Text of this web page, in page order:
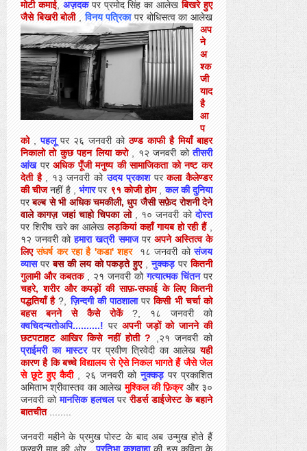
मोटी कमाई, अज़दकपर प्रमोद सिंह का आलेखबिखरे हुए
जैसे बिखरी बोली,विनय पत्रिकापर बोधिसत्व का आलेख
अप
ने
अ
श्क
जी
याद
है
आ
प
को, पहलूपर २६ जनवरी कोठण्ड काफी है मियाँ बाहर
निकालो तो कुछ पहन लिया करो, १२ जनवरी कोतीसरी
आंखपरअधिक पूँजी मनुष्य की सामाजिकता को नष्ट कर
देती है, १३ जनवरी कोउदय प्रकाशपरकला कैलेण्डर
की चीज नहीं है ,भंगारपर ९१ कोजी होम,कल की दुनिया
परबल्ब से भी अधिक चमकीली, धुप जैसी सफ़ेद रोशनी देने
वाले कागज़ जहां चाहो चिपका लो, १० जनवरी कोदोस्त
पर शिरीष खरे का आलेखलड़कियां कहाँ गायब हो रही हैं,
१२ जनवरी कोहमारा खत्री समाजपर अपने अस्तित्‍व के
लिएसंघर्ष कर रहा है 'कडा' शहर १८ जनवरी कोसंजय
व्यासपरबस की लय को पकड़ते हुए ,नुक्कड़परकितनी
गुलामी और कबतक, २१ जनवरी कोगत्यात्मक चिंतनपर
चहरे, शरीर और कपड़ों की साफ़-सफाई के लिए कितनी
पद्धतियाँ है?,ज़िन्दगी की पाठशालापरकिसी भी चर्चा को
बहस बनने से कैसे रोकें
?, १८ जनवरी को
क्वचिदन्यतोअपि..........! पर अपनी जड़ों को जानने की
छटपटाहट आखिर किसे नहीं होती ? ,२१ जनवरी को
प्राईमरी का मास्टरपर प्रवीण त्रिवेदी का आलेखयही
कारण है कि बच्चे विद्यालय से ऐसे निकल भागते हैं जैसे जेल
से छूटे हुए कैदी, २६ जनवरी कोनुक्कड़पर प्रकाशित
अमिताभ श्रीवास्तव का आलेखमुश्किल की फ़िक्र और ३०
जनवरी कोमानसिक हलचलपररीडर्स डाईजेस्ट के बहाने
बातचीत........
जनवरी महीने के प्रमुख पोस्ट के बाद अब उन्मुख होते हैं
फरवरी माह की ओर ,प्रतिभा कुशवाहाकी इस कविता के